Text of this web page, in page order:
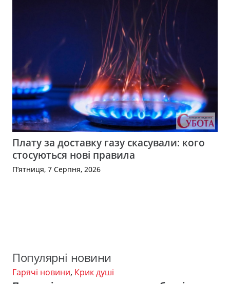
Плату за доставку газу скасували: кого
стосуються нові правила
П’ятниця, 7 Серпня, 2026
Популярні новини
Гарячі новини, Крик душі